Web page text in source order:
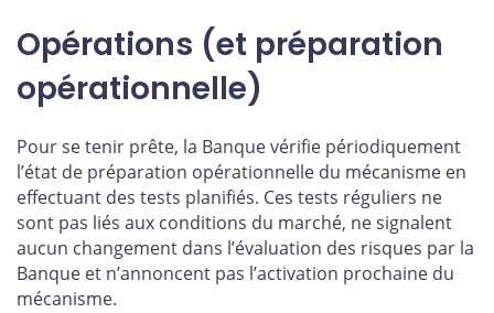
Opérations (et préparation
opérationnelle)
Pour se tenir prête, la Banque vérifie périodiquement
l’état de préparation opérationnelle du mécanisme en
effectuant des tests planifiés. Ces tests réguliers ne
sont pas liés aux conditions du marché, ne signalent
aucun changement dans l’évaluation des risques par la
Banque et n’annoncent pas l’activation prochaine du
mécanisme.